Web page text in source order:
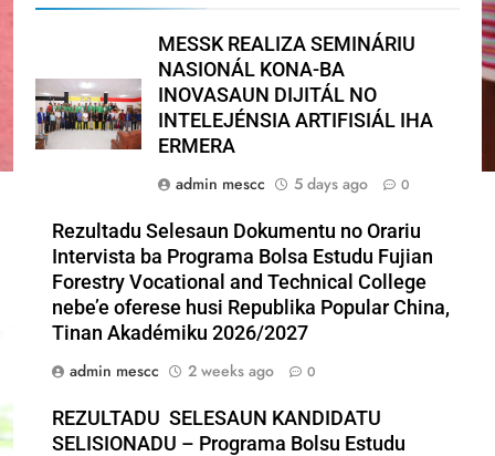
MESSK REALIZA SEMINÁRIU
NASIONÁL KONA-BA
INOVASAUN DIJITÁL NO
INTELEJÉNSIA ARTIFISIÁL IHA
ERMERA
admin mescc
5 days ago 0
Rezultadu Selesaun Dokumentu no Orariu
Intervista ba Programa Bolsa Estudu Fujian
Forestry Vocational and Technical College
nebe’e oferese husi Republika Popular China,
Tinan Akadémiku 2026/2027
admin mescc
2 weeks ago 0
REZULTADU SELESAUN KANDIDATU
SELISIONADU – Programa Bolsu Estudu